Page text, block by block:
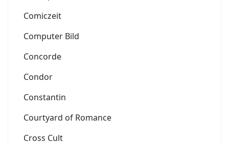
Comiczeit
Computer Bild
Concorde
Condor
Constantin
Courtyard of Romance
Cross Cult